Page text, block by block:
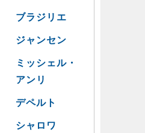
ブラジリエ
ジャンセン
ミッシェル・
アンリ
デペルト
シャロワ